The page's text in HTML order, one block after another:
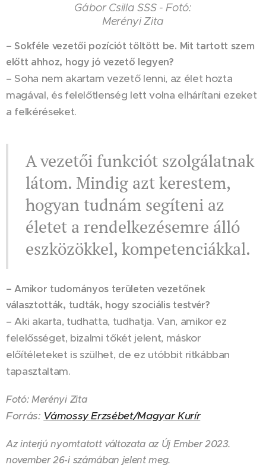
Gábor Csilla SSS - Fotó:
Merényi Zita
– Sokféle vezetői pozíciót töltött be. Mit tartott szem
előtt ahhoz, hogy jó vezető legyen?
– Soha nem akartam vezető lenni, az élet hozta
magával, és felelőtlenség lett volna elhárítani ezeket
a felkéréseket.
A vezetői funkciót szolgálatnak
látom. Mindig azt kerestem,
hogyan tudnám segíteni az
életet a rendelkezésemre álló
eszközökkel, kompetenciákkal.
– Amikor tudományos területen vezetőnek
választották, tudták, hogy szociális testvér?
– Aki akarta, tudhatta, tudhatja. Van, amikor ez
felelősséget, bizalmi tőkét jelent, máskor
előítéleteket is szülhet, de ez utóbbit ritkábban
tapasztaltam.
Fotó: Merényi Zita
Forrás: Vámossy Erzsébet/Magyar Kurír
Az interjú nyomtatott változata az Új Ember 2023.
november 26-i számában jelent meg.